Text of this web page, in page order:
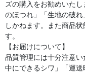
ズの購入をお勧めいた
のほつれ」「生地の破
しかねます。また商品
す。
【お届けについて】
品質管理には十分注意
中にできるシワ」「運